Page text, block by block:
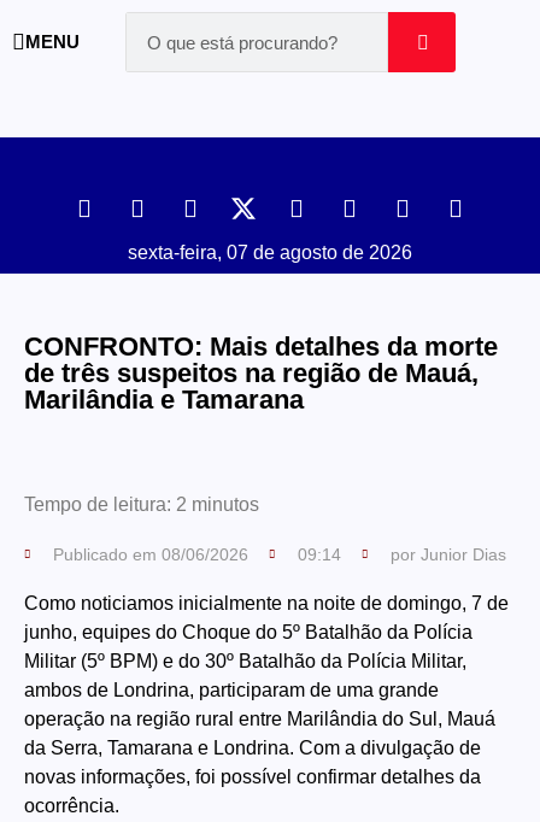
MENU
sexta-feira, 07 de agosto de 2026
CONFRONTO: Mais detalhes da morte
de três suspeitos na região de Mauá,
Marilândia e Tamarana
Tempo de leitura: 2 minutos
Publicado em 08/06/2026 09:14 por Junior Dias
Como noticiamos inicialmente na noite de domingo, 7 de
junho, equipes do Choque do 5º Batalhão da Polícia
Militar (5º BPM) e do 30º Batalhão da Polícia Militar,
ambos de Londrina, participaram de uma grande
operação na região rural entre Marilândia do Sul, Mauá
da Serra, Tamarana e Londrina. Com a divulgação de
novas informações, foi possível confirmar detalhes da
ocorrência.